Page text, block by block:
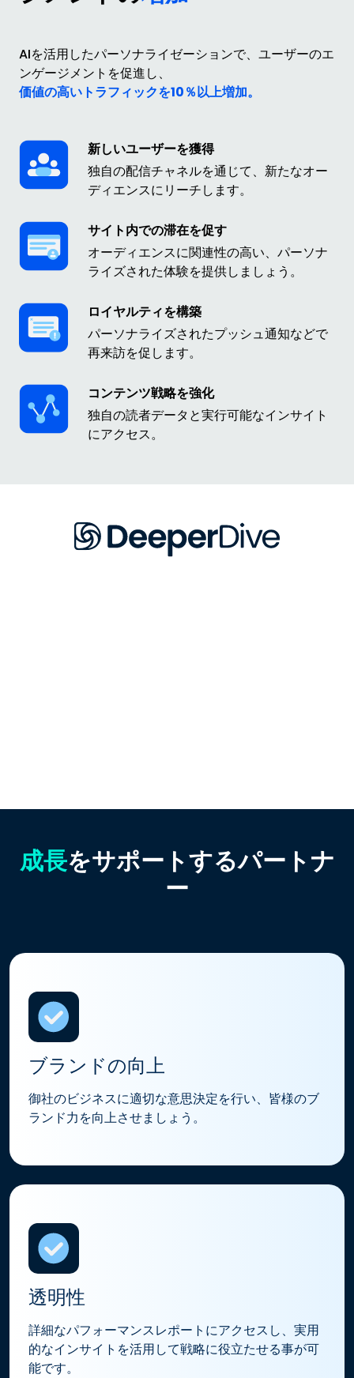
AIを活用したパーソナライゼーションで、ユーザーのエ
ンゲージメントを促進し、
価値の高いトラフィックを10％以上増加。
新しいユーザーを獲得
独自の配信チャネルを通じて、新たなオー
ディエンスにリーチします。
サイト内での滞在を促す
オーディエンスに関連性の高い、パーソナ
ライズされた体験を提供しましょう。
ロイヤルティを構築
パーソナライズされたプッシュ通知などで
再来訪を促します。
コンテンツ戦略を強化
独自の読者データと実行可能なインサイト
にアクセス。
成長をサポートするパートナ
ー
ブランドの向上
御社のビジネスに適切な意思決定を行い、皆様のブ
ランド力を向上させましょう。
透明性
詳細なパフォーマンスレポートにアクセスし、実用
的なインサイトを活用して戦略に役立たせる事が可
能です。